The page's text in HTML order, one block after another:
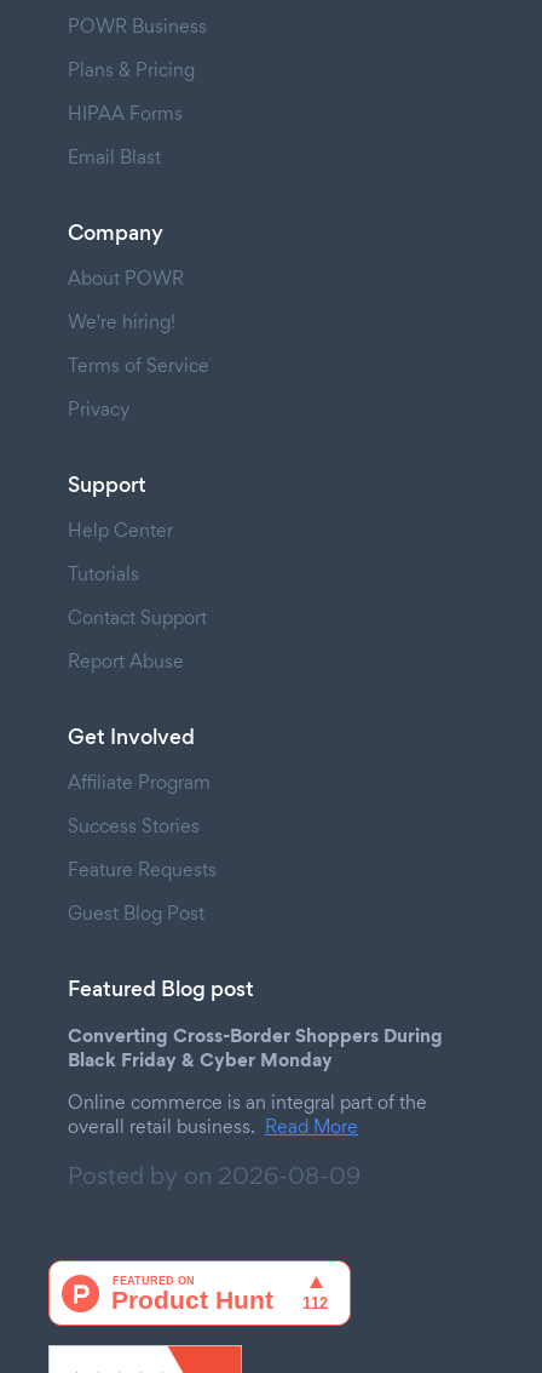
POWR Business
Plans & Pricing
HIPAA Forms
Email Blast
Company
About POWR
We're hiring!
Terms of Service
Privacy
Support
Help Center
Tutorials
Contact Support
Report Abuse
Get Involved
Affiliate Program
Success Stories
Feature Requests
Guest Blog Post
Featured Blog post
Converting Cross-Border Shoppers During
Black Friday & Cyber Monday
Online commerce is an integral part of the
overall retail business. Read More
Posted by on 2026-08-09